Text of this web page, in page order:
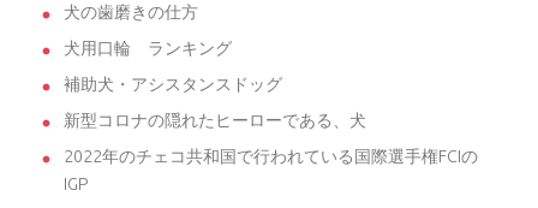
犬の歯磨きの仕方
犬用口輪 ランキング
補助犬・アシスタンスドッグ
新型コロナの隠れたヒーローである、犬
2022年のチェコ共和国で行われている国際選手権FCIの
IGP